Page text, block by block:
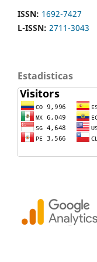
ISSN: 1692-7427
L-ISSN: 2711-3043
Estadisticas